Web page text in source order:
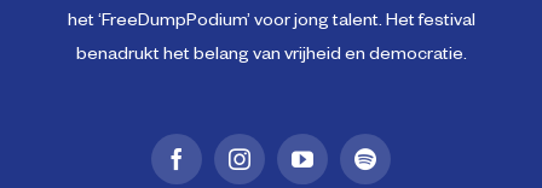
het ‘FreeDumpPodium’ voor jong talent. Het festival
benadrukt het belang van vrijheid en democratie.